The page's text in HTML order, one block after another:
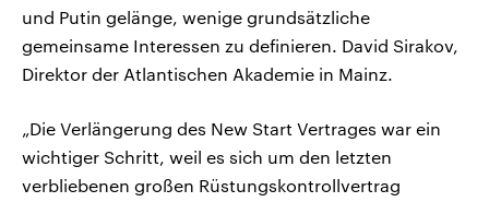
und Putin gelänge, wenige grundsätzliche
gemeinsame Interessen zu definieren. David Sirakov,
Direktor der Atlantischen Akademie in Mainz.
„Die Verlängerung des New Start Vertrages war ein
wichtiger Schritt, weil es sich um den letzten
verbliebenen großen Rüstungskontrollvertrag